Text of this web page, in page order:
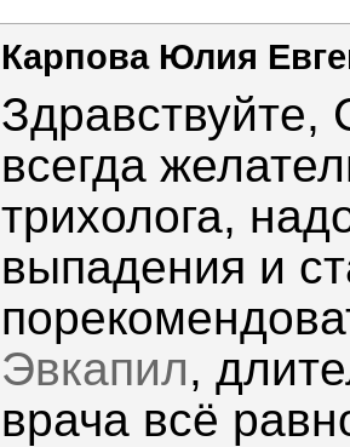
Карпова Юлия
Здравствуйте,
всегда
трихолога,
выпадения и
Эвкапил,
врача всё